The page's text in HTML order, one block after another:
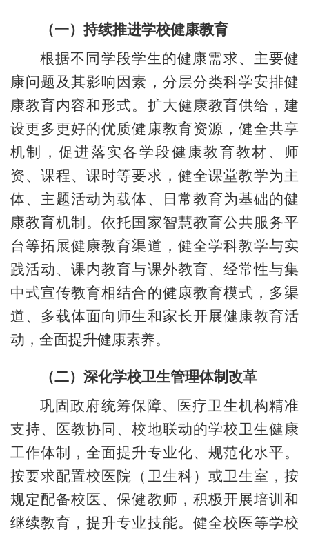
（一）持续推进学校健康教育
根据不同学段学生的健康需求、主要健
康问题及其影响因素，分层分类科学安排健
康教育内容和形式。扩大健康教育供给，建
设更多更好的优质健康教育资源，健全共享
机制，促进落实各学段健康教育教材、师
资、课程、课时等要求，健全课堂教学为主
体、主题活动为载体、日常教育为基础的健
康教育机制。依托国家智慧教育公共服务平
台等拓展健康教育渠道，健全学科教学与实
践活动、课内教育与课外教育、经常性与集
中式宣传教育相结合的健康教育模式，多渠
道、多载体面向师生和家长开展健康教育活
动，全面提升健康素养。
（二）深化学校卫生管理体制改革
巩固政府统筹保障、医疗卫生机构精准
支持、医教协同、校地联动的学校卫生健康
工作体制，全面提升专业化、规范化水平。
按要求配置校医院（卫生科）或卫生室，按
规定配备校医、保健教师，积极开展培训和
继续教育，提升专业技能。健全校医等学校